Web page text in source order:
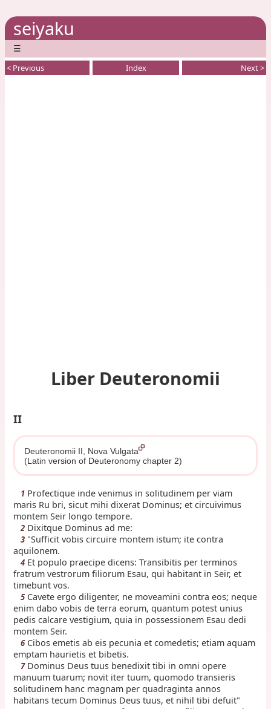
seiyaku
☰
< Previous Index Next >
Liber Deuteronomii
II
Deuteronomii II, Nova Vulgata
(Latin version of Deuteronomy chapter 2)
1 Profectique inde venimus in solitudinem per viam
maris Ru bri, sicut mihi dixerat Dominus; et circuivimus
montem Seir longo tempore.
2 Dixitque Dominus ad me:
3 "Sufficit vobis circuire montem istum; ite contra
aquilonem.
4 Et populo praecipe dicens: Transibitis per terminos
fratrum vestrorum filiorum Esau, qui habitant in Seir, et
timebunt vos.
5 Cavete ergo diligenter, ne moveamini contra eos; neque
enim dabo vobis de terra eorum, quantum potest unius
pedis calcare vestigium, quia in possessionem Esau dedi
montem Seir.
6Cibos emetis ab eis pecunia et comedetis; etiam aquam
emptam haurietis et bibetis.
7Dominus Deus tuus benedixit tibi in omni opere
manuum tuarum; novit iter tuum, quomodo transieris
solitudinem hanc magnam per quadraginta annos
habitans tecum Dominus Deus tuus, et nihil tibi defuit"